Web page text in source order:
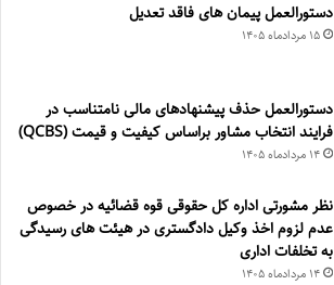
دستورالعمل پیمان های فاقد تعدیل
۱۵ مرداد‌ماه ۱۴۰۵
دستورالعمل حذف پيشنهادهای مالی نامتناسب در
فرايند انتخاب مشاور براساس كيفيت و قيمت (QCBS)
۱۴ مرداد‌ماه ۱۴۰۵
نظر مشورتی اداره کل حقوقی قوه قضائیه در خصوص
عدم لزوم اخذ وکیل دادگستری در هیئت های رسیدگی
به تخلفات اداری
۱۴ مرداد‌ماه ۱۴۰۵